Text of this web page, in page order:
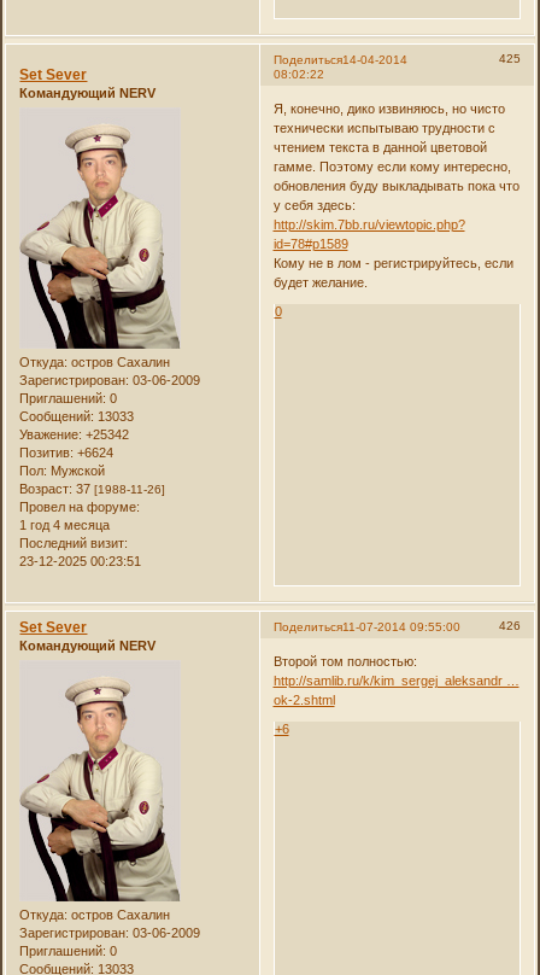
Поделиться 425
14-04-2014
08:02:22
Set Sever
Командующий NERV
Откуда: остров Сахалин
Зарегистрирован: 03-06-2009
Приглашений: 0
Сообщений: 13033
Уважение: +25342
Позитив: +6624
Пол: Мужской
Возраст: 37[1988-11-26]
Провел на форуме:
1 год 4 месяца
Последний визит:
23-12-2025 00:23:51
Я, конечно, дико извиняюсь, но чисто
технически испытываю трудности с
чтением текста в данной цветовой
гамме. Поэтому если кому интересно,
обновления буду выкладывать пока что
у себя здесь:
http://skim.7bb.ru/viewtopic.php?
id=78#p1589
Кому не в лом - регистрируйтесь, если
будет желание.
0
Поделиться 426
11-07-2014 09:55:00
Set Sever
Командующий NERV
Откуда: остров Сахалин
Зарегистрирован: 03-06-2009
Приглашений: 0
Сообщений: 13033
Второй том полностью:
http://samlib.ru/k/kim_sergej_aleksandr …
ok-2.shtml
+6